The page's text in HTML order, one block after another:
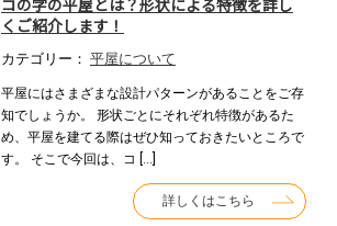
コの字の平屋とは？形状による特徴を詳し
くご紹介します！
カテゴリー： 平屋について
平屋にはさまざまな設計パターンがあることをご存
知でしょうか。 形状ごとにそれぞれ特徴があるた
め、平屋を建てる際はぜひ知っておきたいところで
す。 そこで今回は、コ […]
詳しくはこちら